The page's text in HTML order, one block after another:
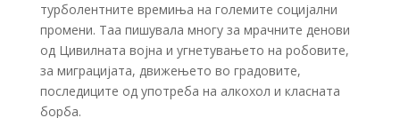
турболентните времиња на големите социјални
промени. Таа пишувала многу за мрачните денови
од Цивилната војна и угнетувањето на робовите,
за миграцијата, движењето во градовите,
последиците од употреба на алкохол и класната
борба.